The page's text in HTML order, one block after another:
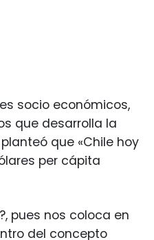
socio económicos,
que desarrolla la
que «Chile hoy
per cápita
pues nos coloca en
del concepto